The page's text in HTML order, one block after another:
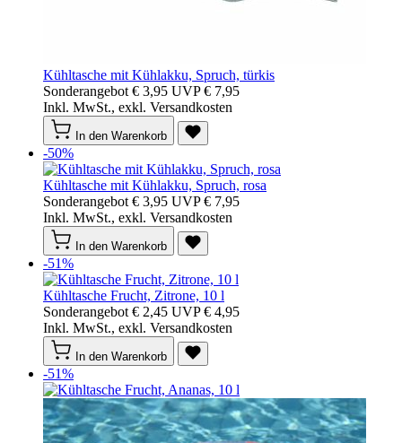
Kühltasche mit Kühlakku, Spruch, türkis
Sonderangebot € 3,95 UVP € 7,95
Inkl. MwSt., exkl. Versandkosten
In den Warenkorb
-50%
Kühltasche mit Kühlakku, Spruch, rosa
Sonderangebot € 3,95 UVP € 7,95
Inkl. MwSt., exkl. Versandkosten
In den Warenkorb
-51%
Kühltasche Frucht, Zitrone, 10 l
Sonderangebot € 2,45 UVP € 4,95
Inkl. MwSt., exkl. Versandkosten
In den Warenkorb
-51%